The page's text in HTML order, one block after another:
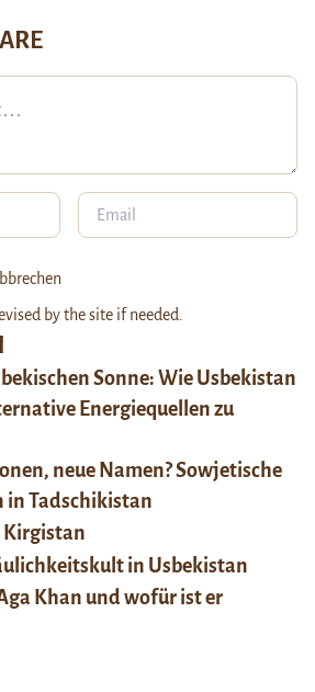
Sonne: Wie Usbekistan
Energiequellen zu
neue Namen? Sowjetische
in Tadschikistan
Kirgistan
in Usbekistan
Khan und wofür ist er
by the site if needed.